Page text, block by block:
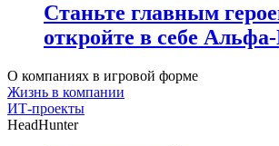
Станьте главным
откройте в себе
О компаниях в игровой форме
Жизнь в компании
ИТ-проекты
HeadHunter